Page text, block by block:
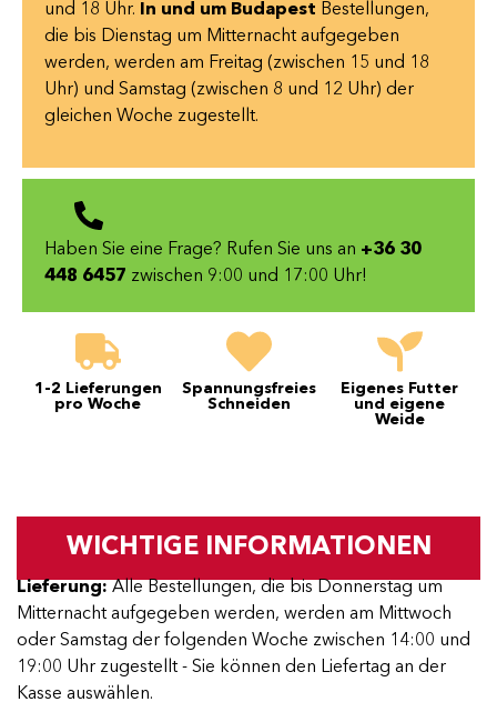
und 18 Uhr.
In und um Budapest Bestellungen,
die bis Dienstag um Mitternacht aufgegeben
werden, werden am Freitag (zwischen 15 und 18
Uhr) und Samstag (zwischen 8 und 12 Uhr) der
gleichen Woche zugestellt.
Haben Sie eine Frage? Rufen Sie uns an +36 30
448 6457 zwischen 9:00 und 17:00 Uhr!
1-2 Lieferungen
pro Woche
Spannungsfreies
Schneiden
Eigenes Futter
und eigene
Weide
WICHTIGE INFORMATIONEN
Lieferung: Alle Bestellungen, die bis Donnerstag um
Mitternacht aufgegeben werden, werden am Mittwoch
oder Samstag der folgenden Woche zwischen 14:00 und
19:00 Uhr zugestellt - Sie können den Liefertag an der
Kasse auswählen.